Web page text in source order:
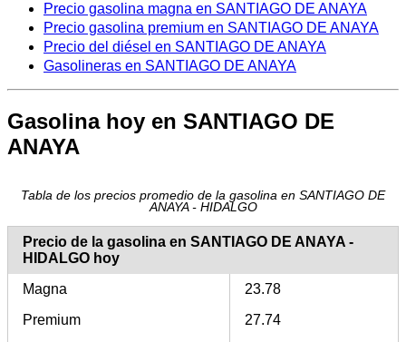
Precio gasolina magna en SANTIAGO DE ANAYA
Precio gasolina premium en SANTIAGO DE ANAYA
Precio del diésel en SANTIAGO DE ANAYA
Gasolineras en SANTIAGO DE ANAYA
Gasolina hoy en SANTIAGO DE
ANAYA
Tabla de los precios promedio de la gasolina en SANTIAGO DE
ANAYA - HIDALGO
Precio de la gasolina en SANTIAGO DE ANAYA -
HIDALGO hoy
Magna
23.78
Premium
27.74